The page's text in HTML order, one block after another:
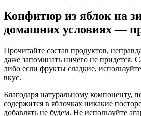
Конфитюр из яблок на
домашних условиях —
Прочитайте состав продуктов,
даже запоминать ничего не придется.
либо если фрукты сладкие,
вкус.
Благодаря натуральному компоненту,
содержится в яблочках никакие
добавлять не будем. Не используйте